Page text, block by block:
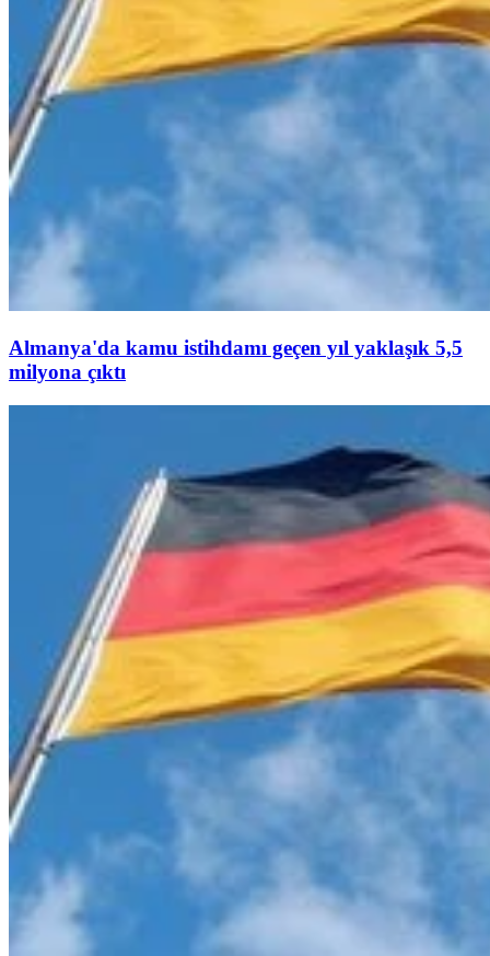
Almanya'da kamu istihdamı geçen yıl yaklaşık 5,5
milyona çıktı